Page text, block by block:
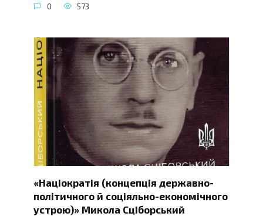
0 573
«Націократія (концепція державно-
політичного й соціяльно-економічного
устрою)» Микола Сціборський